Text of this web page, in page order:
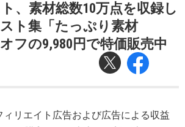
、素材総数10万点を収録し
ト集「たっぷり素材
オフの9,980円で特価販売中
リエイト広告および広告による収益